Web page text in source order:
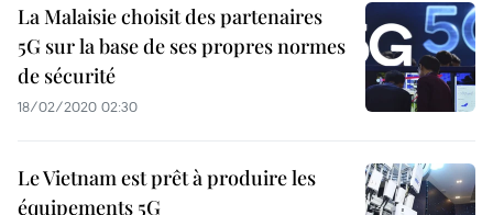
La Malaisie choisit des partenaires
5G sur la base de ses propres normes
de sécurité
18/02/2020 02:30
Le Vietnam est prêt à produire les
équipements 5G